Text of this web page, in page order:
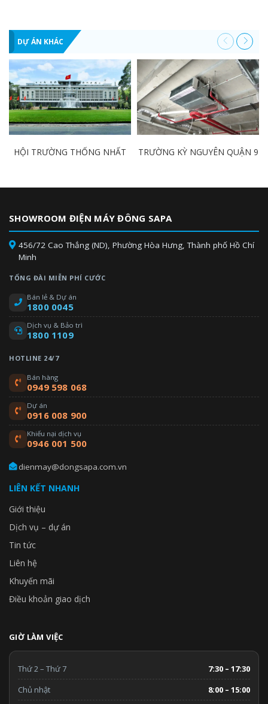
DỰ ÁN KHÁC
HỘI TRƯỜNG THỐNG NHẤT TRƯỜNG KỲ NGUYÊN QUẬN 9
SHOWROOM ĐIỆN MÁY ĐÔNG SAPA
456/72 Cao Thắng (ND), Phường Hòa Hưng, Thành phố Hồ Chí
Minh
TỔNG ĐÀI MIỄN PHÍ CƯỚC
Bán lẻ & Dự án
1800 0045
Dịch vụ & Bảo trì
1800 1109
HOTLINE 24/7
Bán hàng
0949 598 068
Dự án
0916 008 900
Khiếu nại dịch vụ
0946 001 500
dienmay@dongsapa.com.vn
LIÊN KẾT NHANH
Giới thiệu
Dịch vụ – dự án
Tin tức
Liên hệ
Khuyến mãi
Điều khoản giao dịch
GIỜ LÀM VIỆC
Thứ 2 – Thứ 7
7:30 – 17:30
Chủ nhật
8:00 – 15:00